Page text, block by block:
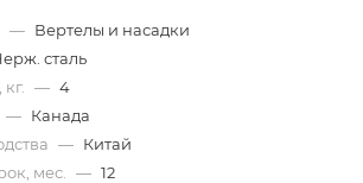
— Вертелы и насадки
сталь
— 4
— Канада
— Китай
мес.
— 12